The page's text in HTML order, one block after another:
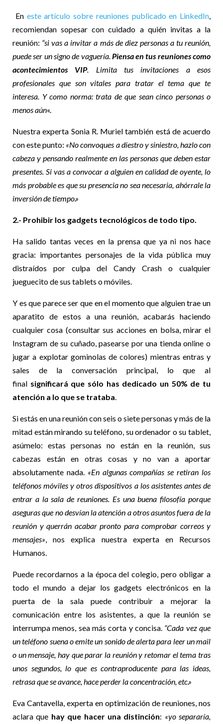
En este artículo sobre reuniones publicado en LinkedIn,
recomiendan sopesar con cuidado a quién invitas a la
reunión: “si vas a invitar a más de diez personas a tu reunión,
puede ser un signo de vaguería.Piensa en tus reuniones como
acontecimientos VIP. Limita tus invitaciones a esos
profesionales que son vitales para tratar el tema que te
interesa. Y como norma: trata de que sean cinco personas o
menos aún«.
Nuestra experta Sonia R. Muriel también está de acuerdo
con este punto: «No convoques a diestro y siniestro, hazlo con
cabeza y pensando realmente en las personas que deben estar
presentes. Si vas a convocar a alguien en calidad de oyente, lo
más probable es que su presencia no sea necesaria, ahórrale la
inversión de tiempo.»
2.- Prohibir los gadgets tecnológicos de todo tipo.
Ha salido tantas veces en la prensa que ya ni nos hace
gracia: importantes personajes de la vida pública muy
distraídos por culpa del Candy Crash o cualquier
jueguecito de sus tablets o móviles.
Y es que parece ser que en el momento que alguien trae un
aparatito de estos a una reunión, acabarás haciendo
cualquier cosa (consultar sus acciones en bolsa, mirar el
Instagram de su cuñado, pasearse por una tienda online o
jugar a explotar gominolas de colores) mientras entras y
sales de la conversación principal, lo que al
final significará que sólo has dedicado un 50% de tu
atención a lo que se trataba.
Si estás en una reunión con seis o siete personas y más de la
mitad están mirando su teléfono, su ordenador o su tablet,
asúmelo: estas personas no están en la reunión, sus
cabezas están en otras cosas y no van a aportar
absolutamente nada. «En algunas compañías se retiran los
teléfonos móviles y otros dispositivos a los asistentes antes de
entrar a la sala de reuniones. Es una buena filosofía porque
aseguras que no desvían la atención a otros asuntos fuera de la
reunión y querrán acabar pronto para comprobar correos y
mensajes», nos explica nuestra experta en Recursos
Humanos.
Puede recordarnos a la época del colegio, pero obligar a
todo el mundo a dejar los gadgets electrónicos en la
puerta de la sala puede contribuir a mejorar la
comunicación entre los asistentes, a que la reunión se
interrumpa menos, sea más corta y concisa. “Cada vez que
un teléfono suena o emite un sonido de alerta para leer un mail
o un mensaje, hay que parar la reunión y retomar el tema tras
unos segundos, lo que es contraproducente para las ideas,
retrasa que se avance, hace perder la concentración, etc.»
Eva Cantavella, experta en optimización de reuniones, nos
aclara que hay que hacer una distinción: «yo separaría,